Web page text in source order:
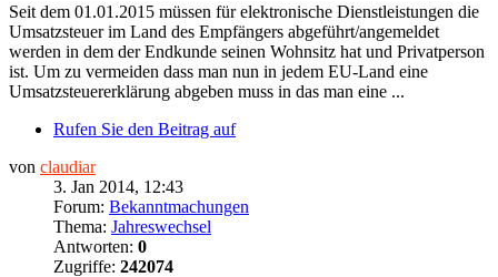
Seit dem 01.01.2015 müssen für elektronische Dienstleistungen die
Umsatzsteuer im Land des Empfängers abgeführt/angemeldet
werden in dem der Endkunde seinen Wohnsitz hat und Privatperson
ist. Um zu vermeiden dass man nun in jedem EU-Land eine
Umsatzsteuererklärung abgeben muss in das man eine ...
Rufen Sie den Beitrag auf
von claudiar
3. Jan 2014, 12:43
Forum: Bekanntmachungen
Thema: Jahreswechsel
Antworten: 0
Zugriffe: 242074